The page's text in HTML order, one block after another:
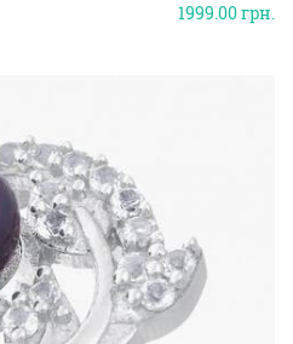
1999.00грн.